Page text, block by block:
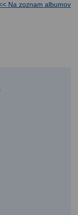
Na zoznam albumov